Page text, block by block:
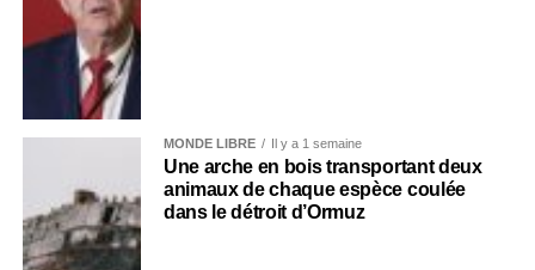
MONDE LIBRE Il y a 1 semaine
Une arche en bois transportant deux
animaux de chaque espèce coulée
dans le détroit d’Ormuz